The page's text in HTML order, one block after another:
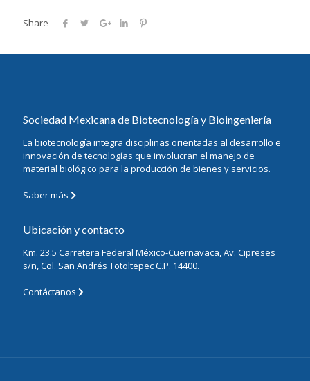
Share
Sociedad Mexicana de Biotecnología y Bioingeniería
La biotecnología integra disciplinas orientadas al desarrollo e
innovación de tecnologías que involucran el manejo de
material biológico para la producción de bienes y servicios.
Saber más
Ubicación y contacto
Km. 23.5 Carretera Federal México-Cuernavaca, Av. Cipreses
s/n, Col. San Andrés Totoltepec C.P. 14400.
Contáctanos